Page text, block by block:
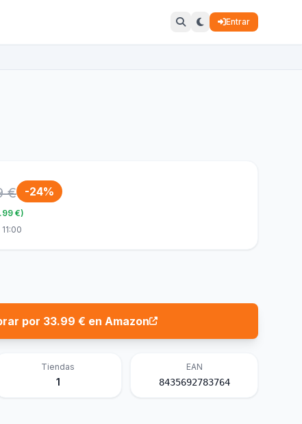
Entrar
€ -24%
€)
por 33.99 € en Amazon
Tiendas
1
EAN
8435692783764